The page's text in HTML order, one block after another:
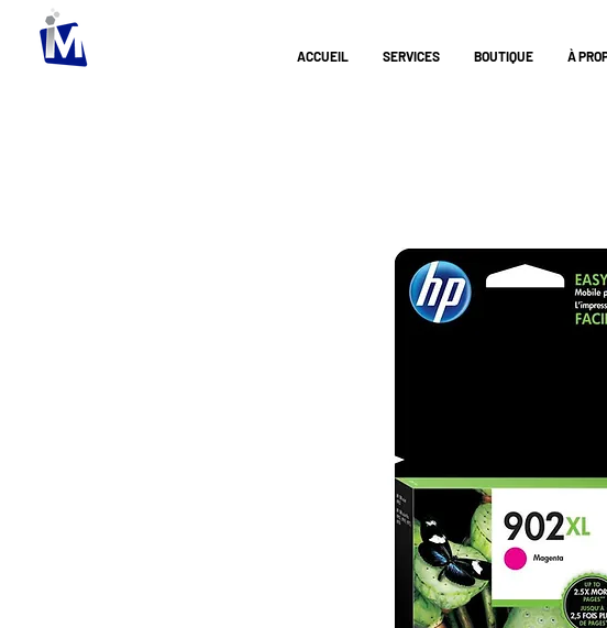
ACCUEIL SERVICES BOUTIQUE À